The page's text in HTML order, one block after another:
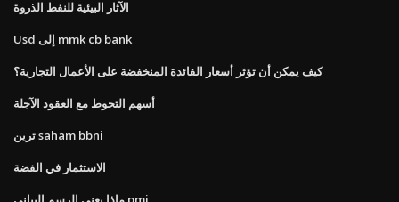
الآثار البيئية للنفط الذروة
Usd إلى mmk cb bank
كيف يمكن أن تؤثر أسعار الفائدة المنخفضة على الأعمال التجارية؟
أسهم التحوط مع العقود الآجلة
ترين saham bbni
الاستثمار في الفضة